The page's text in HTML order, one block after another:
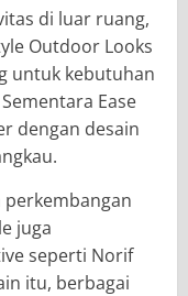
di luar ruang,
Outdoor Looks
untuk kebutuhan
Ease
dengan desain
juga
seperti Norif
itu, berbagai